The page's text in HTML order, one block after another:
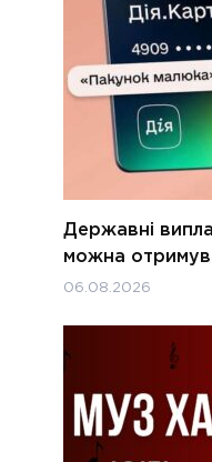
Державні
можна
06.08.2026